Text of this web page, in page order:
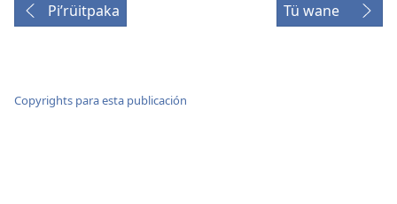
Piʼrüitpaka Tü wane
Copyrights para esta publicación